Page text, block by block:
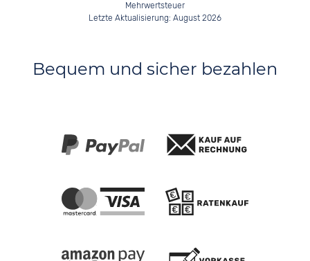
Mehrwertsteuer
Letzte Aktualisierung: August 2026
Bequem und sicher bezahlen